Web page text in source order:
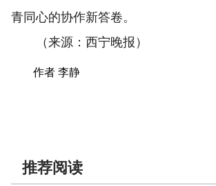
青同心的协作新答卷。
（来源：西宁晚报）
作者 李静
推荐阅读